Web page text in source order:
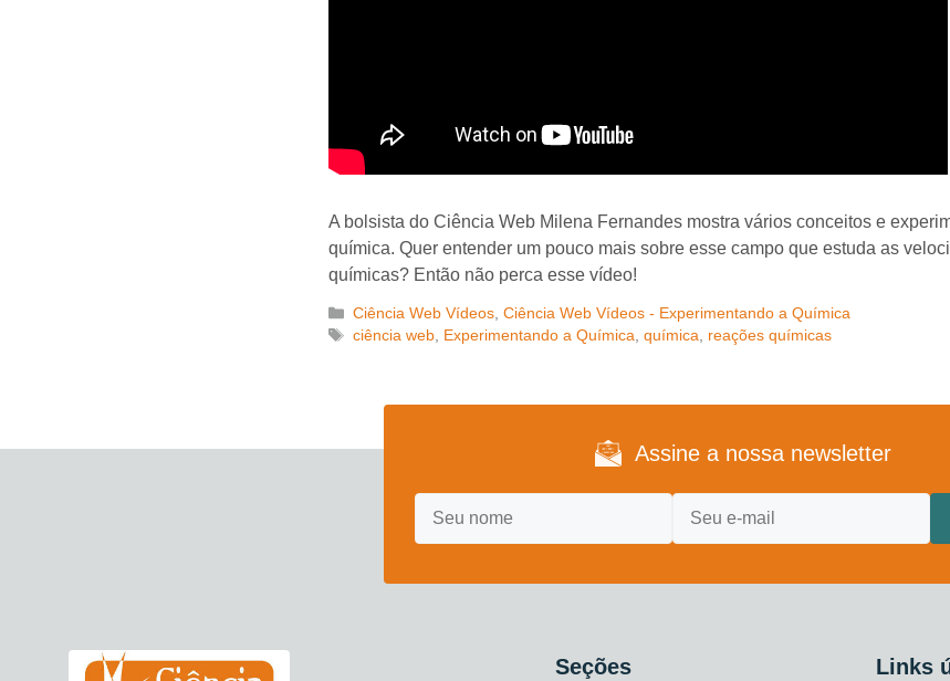
A bolsista do Ciência Web Milena Fernandes mostra vários conceitos e
química. Quer entender um pouco mais sobre esse campo que estuda as
químicas? Então não perca esse vídeo!
Categorias
Ciência Web Vídeos, Ciência Web Vídeos - Experimentando a Química
Tags
ciência web, Experimentando a Química, química, reações químicas
Assine a nossa newsletter
Seções Links